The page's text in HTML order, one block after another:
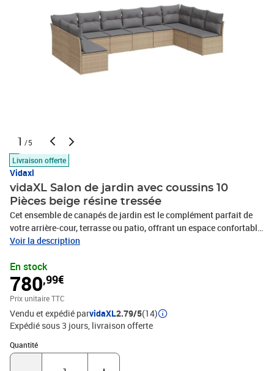
1 /5
Livraison offerte
Vidaxl
vidaXL Salon de jardin avec coussins 10
Pièces beige résine tressée
Cet ensemble de canapés de jardin est le complément parfait de
votre arrière-cour, terrasse ou patio, offrant un espace confortable
et accueillant pour discuter avec la famille et les amis ou
la résine tressée, également connue sous le nom de poly rotin, est
un matériau synthétique solide et nécessitant peu d'entretien qui
ressemble au rotin naturel. Il est léger, facile à nettoyer et
couramment utilisé pour les meubles d'extérieur en raison de sa
durabilité et de ses propriétés de résistance aux
intempéries.Fonction de rangement avec sac résistant à l'eau :
chaque siège de jardin dispose d'un espace de rangement sous
l'assise, complété par un sac résistant à l'eau pour ranger les
Voir la description
En stock
780,99€
Prix unitaire TTC
Vendu et expédié parvidaXL2.79/5(14)
Expédié sous 3 jours livraison offerte
Quantité
Quantité : 1